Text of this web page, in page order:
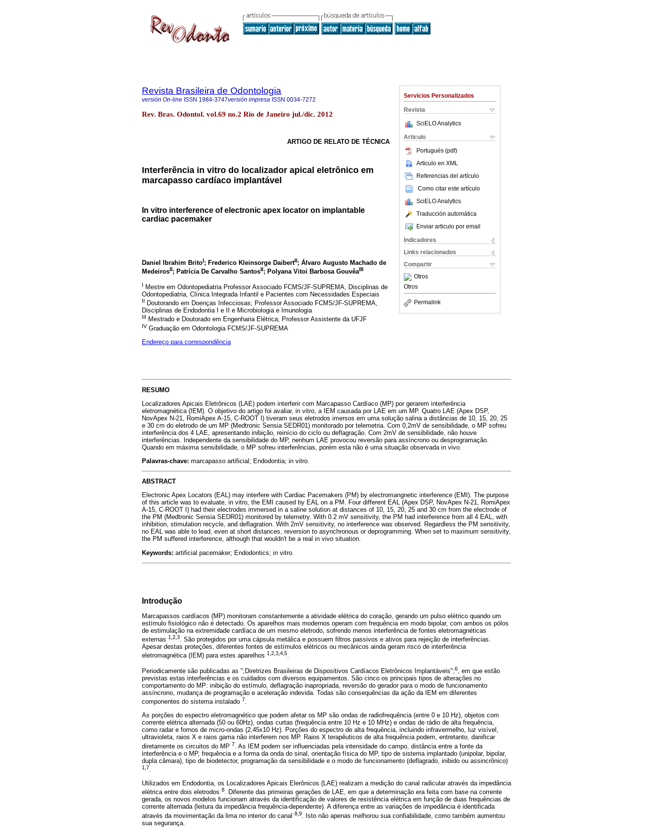
Servicios Personalizados
Revista
SciELO Analytics
Articulo
Portugués (pdf)
Articulo en XML
Referencias del artículo
Como citar este artículo
SciELO Analytics
Traducción automática
Enviar articulo por email
Indicadores
Links relacionados
Compartir
Otros
Otros
Permalink
Revista Brasileira de Odontologia
versión On-line ISSN 1984-3747versión impresa ISSN 0034-7272
Rev. Bras. Odontol. vol.69 no.2 Rio de Janeiro jul./dic. 2012
ARTIGO DE RELATO DE TÉCNICA
Interferência in vitro do localizador apical eletrônico em
marcapasso cardíaco implantável
In vitro interference of electronic apex locator on implantable
cardiac pacemaker
Daniel Ibrahim BritoI; Frederico Kleinsorge DaibertII; Álvaro Augusto Machado de
MedeirosII; Patrícia De Carvalho SantosII; Polyana Vitoi Barbosa GouvêaIII
I Mestre em Odontopediatria Professor Associado FCMS/JF-SUPREMA, Disciplinas de
Odontopediatria, Clínica Integrada Infantil e Pacientes com Necessidades Especiais
II Doutorando em Doenças Infecciosas; Professor Associado FCMS/JF-SUPREMA,
Disciplinas de Endodontia I e II e Microbiologia e Imunologia
III Mestrado e Doutorado em Engenharia Elétrica; Professor Assistente da UFJF
IV Graduação em Odontologia FCMS/JF-SUPREMA
Endereço para correspondência
RESUMO
Localizadores Apicais Eletrônicos (LAE) podem interferir com Marcapasso Cardíaco (MP) por gerarem interferência
eletromagnética (IEM). O objetivo do artigo foi avaliar, in vitro, a IEM causada por LAE em um MP. Quatro LAE (Apex DSP,
NovApex N-21, RomiApex A-15, C-ROOT I) tiveram seus eletrodos imersos em uma solução salina a distâncias de 10, 15, 20, 25
e 30 cm do eletrodo de um MP (Medtronic Sensia SEDR01) monitorado por telemetria. Com 0,2mV de sensibilidade, o MP sofreu
interferência dos 4 LAE, apresentando inibição, reinício do ciclo ou deflagração. Com 2mV de sensibilidade, não houve
interferências. Independente da sensibilidade do MP, nenhum LAE provocou reversão para assíncrono ou desprogramação.
Quando em máxima sensibilidade, o MP sofreu interferências, porém esta não é uma situação observada in vivo.
Palavras-chave: marcapasso artificial; Endodontia; in vitro.
ABSTRACT
Electronic Apex Locators (EAL) may interfere with Cardiac Pacemakers (PM) by electromangnetic interference (EMI). The purpose
of this article was to evaluate, in vitro, the EMI caused by EAL on a PM. Four different EAL (Apex DSP, NovApex N-21, RomiApex
A-15, C-ROOT I) had their electrodes immersed in a saline solution at distances of 10, 15, 20, 25 and 30 cm from the electrode of
the PM (Medtronic Sensia SEDR01) monitored by telemetry. With 0.2 mV sensitivity, the PM had interference from all 4 EAL, with
inhibition, stimulation recycle, and deflagration. With 2mV sensitivity, no interference was observed. Regardless the PM sensitivity,
no EAL was able to lead, even at short distances, reversion to asynchronous or deprogramming. When set to maximum sensitivity,
the PM suffered interference, although that wouldn't be a real in vivo situation.
Keywords: artificial pacemaker; Endodontics; in vitro.
Introdução
Marcapassos cardíacos (MP) monitoram constantemente a atividade elétrica do coração, gerando um pulso elétrico quando um
estímulo fisiológico não é detectado. Os aparelhos mais modernos operam com frequência em modo bipolar, com ambos os pólos
de estimulação na extremidade cardíaca de um mesmo eletrodo, sofrendo menos interferência de fontes eletromagnéticas
externas 1,2,3
. São protegidos por uma cápsula metálica e possuem filtros passivos e ativos para rejeição de interferências.
Apesar destas proteções, diferentes fontes de estímulos elétricos ou mecânicos ainda geram risco de interferência
eletromagnética (IEM) para estes aparelhos 1,2,3,4,5.
Periodicamente são publicadas as ";Diretrizes Brasileiras de Dispositivos Cardíacos Eletrônicos Implantáveis";6
, em que estão
previstas estas interferências e os cuidados com diversos equipamentos. São cinco os principais tipos de alterações no
comportamento do MP: inibição do estímulo, deflagração inapropriada, reversão do gerador para o modo de funcionamento
assíncrono, mudança de programação e aceleração indevida. Todas são consequências da ação da IEM em diferentes
componentes do sistema instalado 7.
As porções do espectro eletromagnético que podem afetar os MP são ondas de radiofrequência (entre 0 e 10 Hz), objetos com
corrente elétrica alternada (50 ou 60Hz), ondas curtas (frequência entre 10 Hz e 10 MHz) e ondas de rádio de alta frequência,
como radar e fornos de micro-ondas (2,45x10 Hz). Porções do espectro de alta frequência, incluindo infravermelho, luz visível,
ultravioleta, raios X e raios gama não interferem nos MP. Raios X terapêuticos de alta frequência podem, entretanto, danificar
diretamente os circuitos do MP 7 . As IEM podem ser influenciadas pela intensidade do campo, distância entre a fonte da
interferência e o MP, frequência e a forma da onda do sinal, orientação física do MP, tipo de sistema implantado (unipolar, bipolar,
dupla câmara), tipo de biodetector, programação da sensibilidade e o modo de funcionamento (deflagrado, inibido ou assincrônico)
1,7
Utilizados em Endodontia, os Localizadores Apicais Elerônicos (LAE) realizam a medição do canal radicular através da impedância
elétrica entre dois eletrodos 8. Diferente das primeiras gerações de LAE, em que a determinação era feita com base na corrente
gerada, os novos modelos funcionam através da identificação de valores de resistência elétrica em função de duas frequências de
corrente alternada (leitura da impedância frequência-dependente). A diferença entre as variações de impedância é identificada
através da movimentação da lima no interior do canal 8,9
. Isto não apenas melhorou sua confiabilidade, como também aumentou
sua segurança.